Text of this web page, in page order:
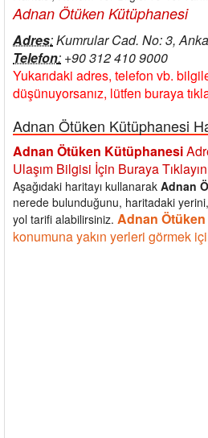
Adnan Ötüken Kütüphanesi
Adres:Kumrular Cad. No: 3,
Telefon: +90 312 410 9000
Yukarıdaki adres, telefon vb.
düşünuyorsanız, lütfen buraya
Adnan Ötüken Kütüphanesi
Adnan Ötüken Kütüphanesi
Ulaşım Bilgisi İçin Buraya
Aşağıdaki haritayı kullanarak Adnan
nerede bulunduğunu, haritadaki
yol tarifi alabilirsiniz. Adnan
konumuna yakın yerleri görmek